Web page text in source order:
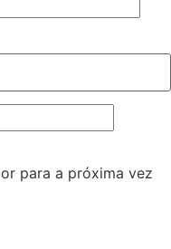
para a próxima vez